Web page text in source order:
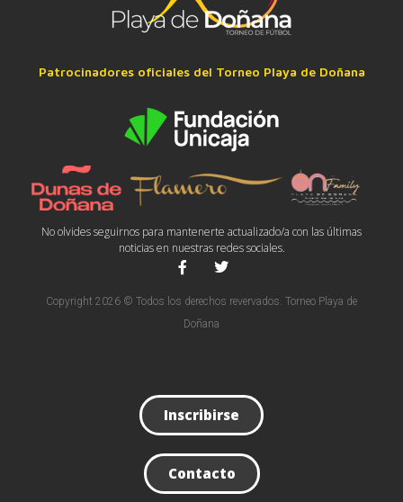
Patrocinadores oficiales del Torneo Playa de Doñana
No olvides seguirnos para mantenerte actualizado/a con las últimas
noticias en nuestras redes sociales.
Copyright 2026 © Todos los derechos revervados. Torneo Playa de
Doñana
Inscribirse
Contacto